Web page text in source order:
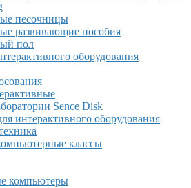
песочницы
развивающие пособия
пол
оборудования
Sence Disk
интерактивного оборудования
классы
компьютеры